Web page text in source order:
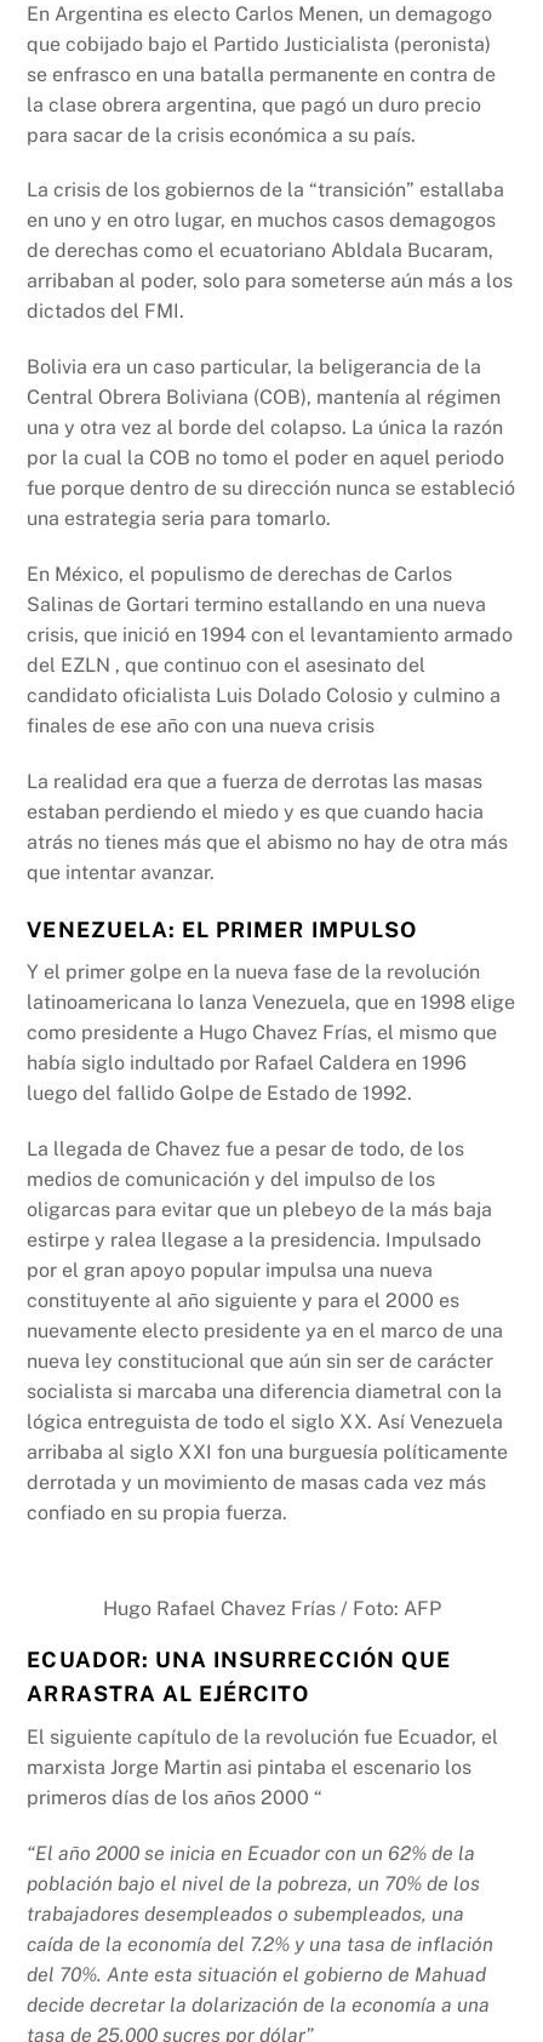
En Argentina es electo Carlos Menen, un demagogo
que cobijado bajo el Partido Justicialista (peronista)
se enfrasco en una batalla permanente en contra de
la clase obrera argentina, que pagó un duro precio
para sacar de la crisis económica a su país.
La crisis de los gobiernos de la “transición” estallaba
en uno y en otro lugar, en muchos casos demagogos
de derechas como el ecuatoriano Abldala Bucaram,
arribaban al poder, solo para someterse aún más a los
dictados del FMI.
Bolivia era un caso particular, la beligerancia de la
Central Obrera Boliviana (COB), mantenía al régimen
una y otra vez al borde del colapso. La única la razón
por la cual la COB no tomo el poder en aquel periodo
fue porque dentro de su dirección nunca se estableció
una estrategia seria para tomarlo.
En México, el populismo de derechas de Carlos
Salinas de Gortari termino estallando en una nueva
crisis, que inició en 1994 con el levantamiento armado
del EZLN , que continuo con el asesinato del
candidato oficialista Luis Dolado Colosio y culmino a
finales de ese año con una nueva crisis
La realidad era que a fuerza de derrotas las masas
estaban perdiendo el miedo y es que cuando hacia
atrás no tienes más que el abismo no hay de otra más
que intentar avanzar.
VENEZUELA: EL PRIMER IMPULSO
Y el primer golpe en la nueva fase de la revolución
latinoamericana lo lanza Venezuela, que en 1998 elige
como presidente a Hugo Chavez Frías, el mismo que
había siglo indultado por Rafael Caldera en 1996
luego del fallido Golpe de Estado de 1992.
La llegada de Chavez fue a pesar de todo, de los
medios de comunicación y del impulso de los
oligarcas para evitar que un plebeyo de la más baja
estirpe y ralea llegase a la presidencia. Impulsado
por el gran apoyo popular impulsa una nueva
constituyente al año siguiente y para el 2000 es
nuevamente electo presidente ya en el marco de una
nueva ley constitucional que aún sin ser de carácter
socialista si marcaba una diferencia diametral con la
lógica entreguista de todo el siglo XX. Así Venezuela
arribaba al siglo XXI fon una burguesía políticamente
derrotada y un movimiento de masas cada vez más
confiado en su propia fuerza.
Hugo Rafael Chavez Frías / Foto: AFP
ECUADOR: UNA INSURRECCIÓN QUE
ARRASTRA AL EJÉRCITO
El siguiente capítulo de la revolución fue Ecuador, el
marxista Jorge Martin asi pintaba el escenario los
primeros días de los años 2000 “
“El año 2000 se inicia en Ecuador con un 62% de la
población bajo el nivel de la pobreza, un 70% de los
trabajadores desempleados o subempleados, una
caída de la economía del 7.2% y una tasa de inflación
del 70%. Ante esta situación el gobierno de Mahuad
decide decretar la dolarización de la economía a una
tasa de 25.000 sucres por dólar”